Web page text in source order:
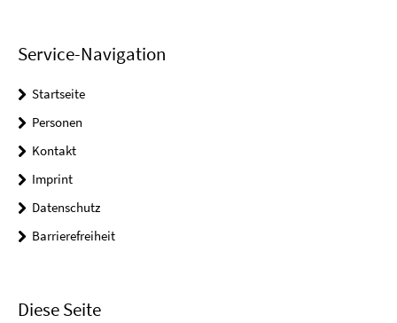
Service-Navigation
Startseite
Personen
Kontakt
Imprint
Datenschutz
Barrierefreiheit
Diese Seite